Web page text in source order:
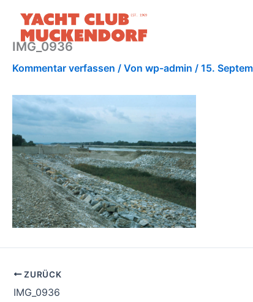
Inhalt
springen
IMG_0936
Kommentar verfassen / Von wp-admin / 15.
ZURÜCK
IMG_0936